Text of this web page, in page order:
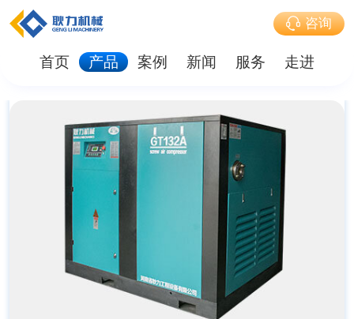
咨询
首页 产品 案例 新闻 服务 走进